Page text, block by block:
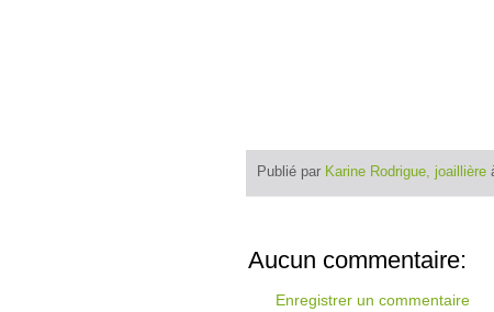
Publié par Karine Rodrigue, joaillière
Aucun commentaire:
Enregistrer un commentaire